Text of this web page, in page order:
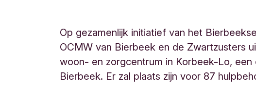
Op gezamenlijk initiatief van het
OCMW van Bierbeek en de Zwartzusters
woon- en zorgcentrum in Korbeek-Lo, een
Bierbeek. Er zal plaats zijn voor 87